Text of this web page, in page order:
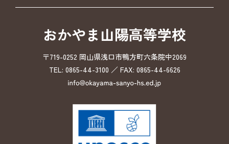
おかやま山陽高等学校
〒719-0252 岡山県浅口市鴨方町六条院中2069
TEL: 0865-44-3100 ／ FAX: 0865-44-6626